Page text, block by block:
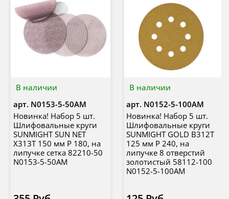
В наличии
арт. N0153-5-50AM
Новинка! Набор 5 шт.
Шлифовальные круги
SUNMIGHT SUN NET
X313T 150 мм P 180, на
липучке сетка 82210-50
N0153-5-50AM
В наличии
арт. N0152-5-100AM
Новинка! Набор 5 шт.
Шлифовальные круги
SUNMIGHT GOLD B312T
125 мм P 240, на
липучке 8 отверстий
золотистый 58112-100
N0152-5-100AM